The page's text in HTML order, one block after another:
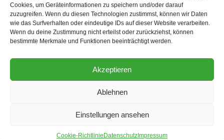
Cookies, um Geräteinformationen zu speichern und/oder darauf
zuzugreifen. Wenn du diesen Technologien zustimmst, können wir Daten
wie das Surfverhalten oder eindeutige IDs auf dieser Website verarbeiten.
Wenn du deine Zustimmung nicht erteilst oder zurückziehst, können
bestimmte Merkmale und Funktionen beeinträchtigt werden.
Akzeptieren
Ablehnen
Einstellungen ansehen
Cookie-RichtlinieDatenschutzImpressum